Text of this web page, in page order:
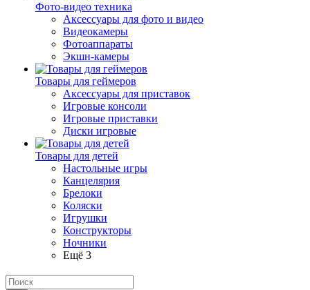
Фото-видео техника
Аксессуары для фото и видео
Видеокамеры
Фотоаппараты
Экшн-камеры
Товары для геймеров
Аксессуары для приставок
Игровые консоли
Игровые приставки
Диски игровые
Товары для детей
Настольные игры
Канцелярия
Брелоки
Коляски
Игрушки
Конструкторы
Ночники
Ещё 3